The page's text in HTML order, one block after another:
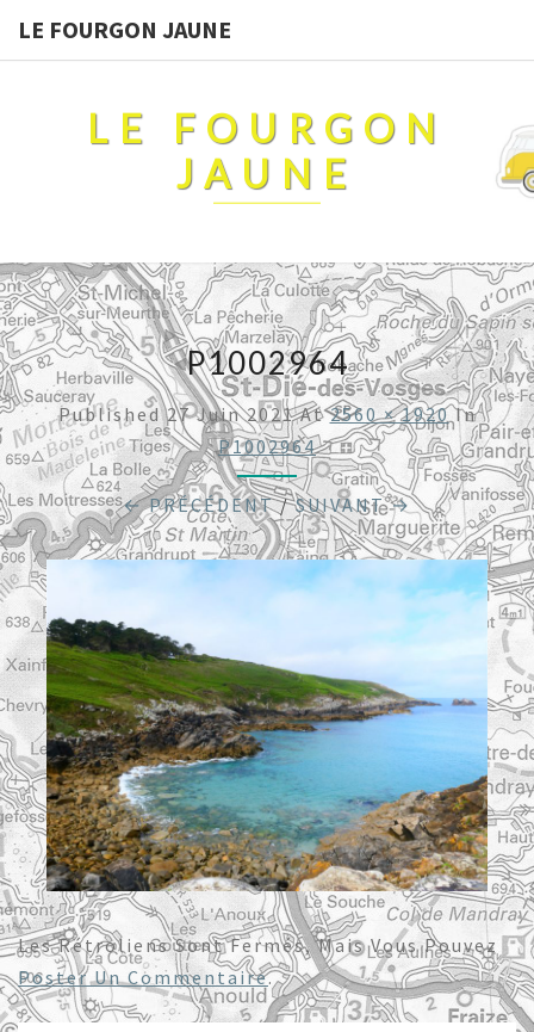
LE FOURGON JAUNE
LE FOURGON
JAUNE
P1002964
Published27 Juin 2021At2560 × 1920In
P1002964
← PRÉCÉDENT/SUIVANT →
Les Rétroliens Sont Fermés, Mais Vous Pouvez
Poster Un Commentaire.